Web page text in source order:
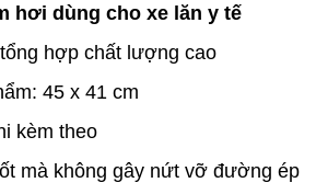
hơi dùng cho xe lăn y tế
hợp chất lượng cao
45 x 41 cm
kèm theo
mà không gây nứt vỡ đường ép